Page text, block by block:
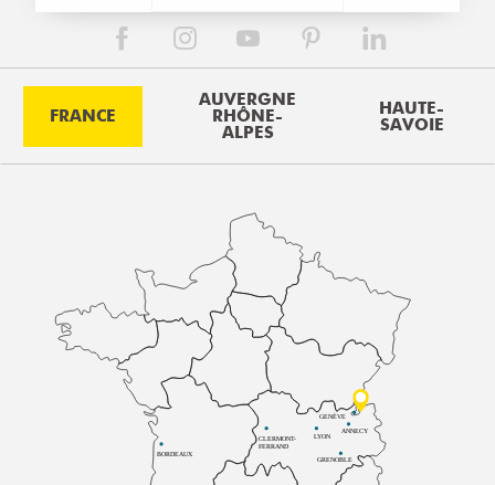
FRANCE
AUVERGNE
RHÔNE-
ALPES
HAUTE-
SAVOIE
BORDEAUX
CLERMONT-
FERRAND
LYON
ANNECY
GRENOBLE
GENÈVE